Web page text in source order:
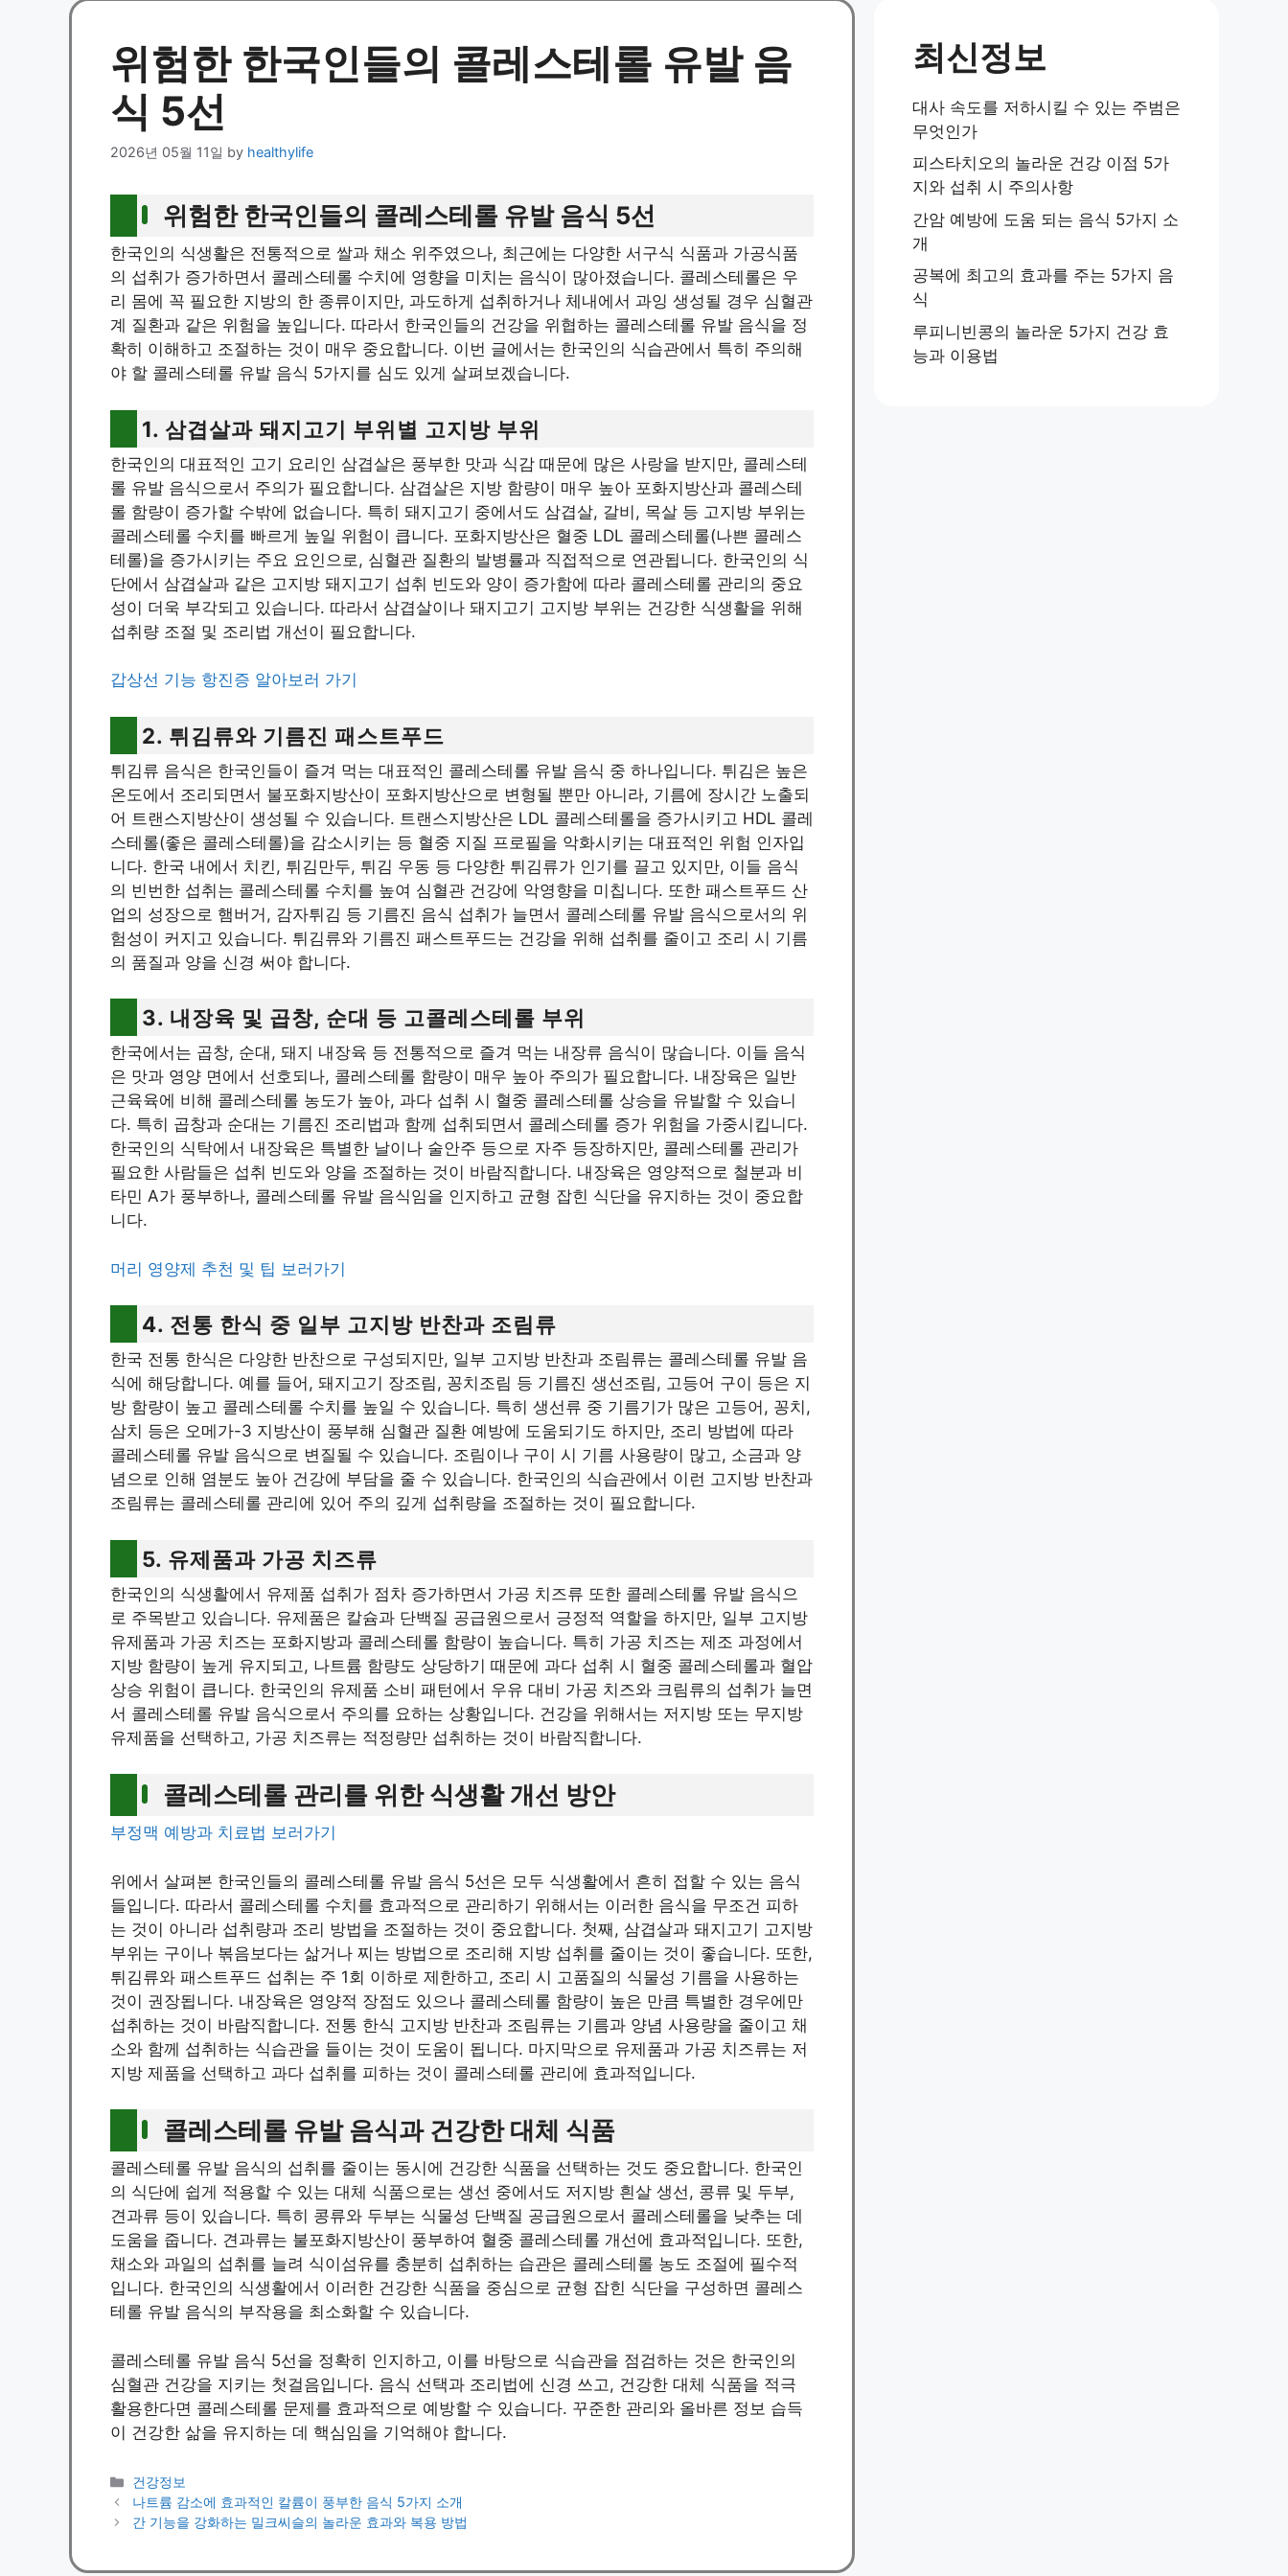
위험한 한국인들의 콜레스테롤 유발 음
식 5선
2026년 05월 11일 by healthylife
위험한 한국인들의 콜레스테롤 유발 음식 5선
한국인의 식생활은 전통적으로 쌀과 채소 위주였으나, 최근에는 다양한 서구식 식품과 가공식품
의 섭취가 증가하면서 콜레스테롤 수치에 영향을 미치는 음식이 많아졌습니다. 콜레스테롤은 우
리 몸에 꼭 필요한 지방의 한 종류이지만, 과도하게 섭취하거나 체내에서 과잉 생성될 경우 심혈관
계 질환과 같은 위험을 높입니다. 따라서 한국인들의 건강을 위협하는 콜레스테롤 유발 음식을 정
확히 이해하고 조절하는 것이 매우 중요합니다. 이번 글에서는 한국인의 식습관에서 특히 주의해
야 할 콜레스테롤 유발 음식 5가지를 심도 있게 살펴보겠습니다.
1. 삼겹살과 돼지고기 부위별 고지방 부위
한국인의 대표적인 고기 요리인 삼겹살은 풍부한 맛과 식감 때문에 많은 사랑을 받지만, 콜레스테
롤 유발 음식으로서 주의가 필요합니다. 삼겹살은 지방 함량이 매우 높아 포화지방산과 콜레스테
롤 함량이 증가할 수밖에 없습니다. 특히 돼지고기 중에서도 삼겹살, 갈비, 목살 등 고지방 부위는
콜레스테롤 수치를 빠르게 높일 위험이 큽니다. 포화지방산은 혈중 LDL 콜레스테롤(나쁜 콜레스
테롤)을 증가시키는 주요 요인으로, 심혈관 질환의 발병률과 직접적으로 연관됩니다. 한국인의 식
단에서 삼겹살과 같은 고지방 돼지고기 섭취 빈도와 양이 증가함에 따라 콜레스테롤 관리의 중요
성이 더욱 부각되고 있습니다. 따라서 삼겹살이나 돼지고기 고지방 부위는 건강한 식생활을 위해
섭취량 조절 및 조리법 개선이 필요합니다.
갑상선 기능 항진증 알아보러 가기
2. 튀김류와 기름진 패스트푸드
튀김류 음식은 한국인들이 즐겨 먹는 대표적인 콜레스테롤 유발 음식 중 하나입니다. 튀김은 높은
온도에서 조리되면서 불포화지방산이 포화지방산으로 변형될 뿐만 아니라, 기름에 장시간 노출되
어 트랜스지방산이 생성될 수 있습니다. 트랜스지방산은 LDL 콜레스테롤을 증가시키고 HDL 콜레
스테롤(좋은 콜레스테롤)을 감소시키는 등 혈중 지질 프로필을 악화시키는 대표적인 위험 인자입
니다. 한국 내에서 치킨, 튀김만두, 튀김 우동 등 다양한 튀김류가 인기를 끌고 있지만, 이들 음식
의 빈번한 섭취는 콜레스테롤 수치를 높여 심혈관 건강에 악영향을 미칩니다. 또한 패스트푸드 산
업의 성장으로 햄버거, 감자튀김 등 기름진 음식 섭취가 늘면서 콜레스테롤 유발 음식으로서의 위
험성이 커지고 있습니다. 튀김류와 기름진 패스트푸드는 건강을 위해 섭취를 줄이고 조리 시 기름
의 품질과 양을 신경 써야 합니다.
3. 내장육 및 곱창, 순대 등 고콜레스테롤 부위
한국에서는 곱창, 순대, 돼지 내장육 등 전통적으로 즐겨 먹는 내장류 음식이 많습니다. 이들 음식
은 맛과 영양 면에서 선호되나, 콜레스테롤 함량이 매우 높아 주의가 필요합니다. 내장육은 일반
근육육에 비해 콜레스테롤 농도가 높아, 과다 섭취 시 혈중 콜레스테롤 상승을 유발할 수 있습니
다. 특히 곱창과 순대는 기름진 조리법과 함께 섭취되면서 콜레스테롤 증가 위험을 가중시킵니다.
한국인의 식탁에서 내장육은 특별한 날이나 술안주 등으로 자주 등장하지만, 콜레스테롤 관리가
필요한 사람들은 섭취 빈도와 양을 조절하는 것이 바람직합니다. 내장육은 영양적으로 철분과 비
타민 A가 풍부하나, 콜레스테롤 유발 음식임을 인지하고 균형 잡힌 식단을 유지하는 것이 중요합
니다.
머리 영양제 추천 및 팁 보러가기
4. 전통 한식 중 일부 고지방 반찬과 조림류
한국 전통 한식은 다양한 반찬으로 구성되지만, 일부 고지방 반찬과 조림류는 콜레스테롤 유발 음
식에 해당합니다. 예를 들어, 돼지고기 장조림, 꽁치조림 등 기름진 생선조림, 고등어 구이 등은 지
방 함량이 높고 콜레스테롤 수치를 높일 수 있습니다. 특히 생선류 중 기름기가 많은 고등어, 꽁치,
삼치 등은 오메가-3 지방산이 풍부해 심혈관 질환 예방에 도움되기도 하지만, 조리 방법에 따라
콜레스테롤 유발 음식으로 변질될 수 있습니다. 조림이나 구이 시 기름 사용량이 많고, 소금과 양
념으로 인해 염분도 높아 건강에 부담을 줄 수 있습니다. 한국인의 식습관에서 이런 고지방 반찬과
조림류는 콜레스테롤 관리에 있어 주의 깊게 섭취량을 조절하는 것이 필요합니다.
5. 유제품과 가공 치즈류
한국인의 식생활에서 유제품 섭취가 점차 증가하면서 가공 치즈류 또한 콜레스테롤 유발 음식으
로 주목받고 있습니다. 유제품은 칼슘과 단백질 공급원으로서 긍정적 역할을 하지만, 일부 고지방
유제품과 가공 치즈는 포화지방과 콜레스테롤 함량이 높습니다. 특히 가공 치즈는 제조 과정에서
지방 함량이 높게 유지되고, 나트륨 함량도 상당하기 때문에 과다 섭취 시 혈중 콜레스테롤과 혈압
상승 위험이 큽니다. 한국인의 유제품 소비 패턴에서 우유 대비 가공 치즈와 크림류의 섭취가 늘면
서 콜레스테롤 유발 음식으로서 주의를 요하는 상황입니다. 건강을 위해서는 저지방 또는 무지방
유제품을 선택하고, 가공 치즈류는 적정량만 섭취하는 것이 바람직합니다.
콜레스테롤 관리를 위한 식생활 개선 방안
부정맥 예방과 치료법 보러가기
위에서 살펴본 한국인들의 콜레스테롤 유발 음식 5선은 모두 식생활에서 흔히 접할 수 있는 음식
들입니다. 따라서 콜레스테롤 수치를 효과적으로 관리하기 위해서는 이러한 음식을 무조건 피하
는 것이 아니라 섭취량과 조리 방법을 조절하는 것이 중요합니다. 첫째, 삼겹살과 돼지고기 고지방
부위는 구이나 볶음보다는 삶거나 찌는 방법으로 조리해 지방 섭취를 줄이는 것이 좋습니다. 또한,
튀김류와 패스트푸드 섭취는 주 1회 이하로 제한하고, 조리 시 고품질의 식물성 기름을 사용하는
것이 권장됩니다. 내장육은 영양적 장점도 있으나 콜레스테롤 함량이 높은 만큼 특별한 경우에만
섭취하는 것이 바람직합니다. 전통 한식 고지방 반찬과 조림류는 기름과 양념 사용량을 줄이고 채
소와 함께 섭취하는 식습관을 들이는 것이 도움이 됩니다. 마지막으로 유제품과 가공 치즈류는 저
지방 제품을 선택하고 과다 섭취를 피하는 것이 콜레스테롤 관리에 효과적입니다.
콜레스테롤 유발 음식과 건강한 대체 식품
콜레스테롤 유발 음식의 섭취를 줄이는 동시에 건강한 식품을 선택하는 것도 중요합니다. 한국인
의 식단에 쉽게 적용할 수 있는 대체 식품으로는 생선 중에서도 저지방 흰살 생선, 콩류 및 두부,
견과류 등이 있습니다. 특히 콩류와 두부는 식물성 단백질 공급원으로서 콜레스테롤을 낮추는 데
도움을 줍니다. 견과류는 불포화지방산이 풍부하여 혈중 콜레스테롤 개선에 효과적입니다. 또한,
채소와 과일의 섭취를 늘려 식이섬유를 충분히 섭취하는 습관은 콜레스테롤 농도 조절에 필수적
입니다. 한국인의 식생활에서 이러한 건강한 식품을 중심으로 균형 잡힌 식단을 구성하면 콜레스
테롤 유발 음식의 부작용을 최소화할 수 있습니다.
콜레스테롤 유발 음식 5선을 정확히 인지하고, 이를 바탕으로 식습관을 점검하는 것은 한국인의
심혈관 건강을 지키는 첫걸음입니다. 음식 선택과 조리법에 신경 쓰고, 건강한 대체 식품을 적극
활용한다면 콜레스테롤 문제를 효과적으로 예방할 수 있습니다. 꾸준한 관리와 올바른 정보 습득
이 건강한 삶을 유지하는 데 핵심임을 기억해야 합니다.
Categories
건강정보
나트륨 감소에 효과적인 칼륨이 풍부한 음식 5가지 소개
간 기능을 강화하는 밀크씨슬의 놀라운 효과와 복용 방법
최신정보
대사 속도를 저하시킬 수 있는 주범은
무엇인가
피스타치오의 놀라운 건강 이점 5가
지와 섭취 시 주의사항
간암 예방에 도움 되는 음식 5가지 소
개
공복에 최고의 효과를 주는 5가지 음
식
루피니빈콩의 놀라운 5가지 건강 효
능과 이용법